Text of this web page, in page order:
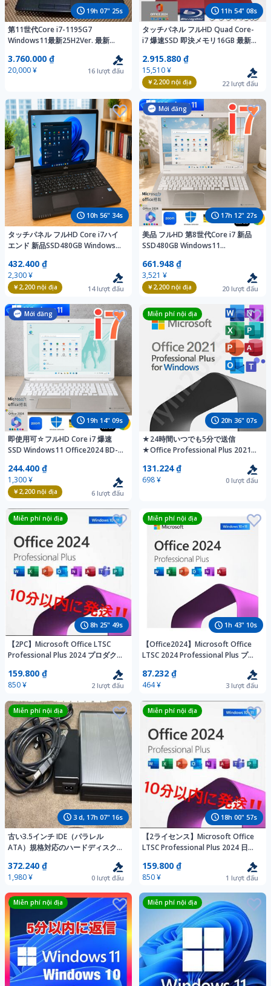
19h 07" 23s
第11世代Core i7-1195G7
Windows11最新25H2Ver. 最新
NVMe(M.2)SSD512GB+HDD1TB【LIFEBOOK
WA3/F3】8G/DVD-
3.760.000 ₫
20,000 ¥ 16 lượt đấu
11h 54" 06s
タッチパネル フルHD Quad Core-
i7 爆速SSD 即決メモリ16GB 最新版
ray 人気富士通ノートパソコン
CMOS新品
2.915.880 ₫
15,510 ¥
￥2,200nội địa 22 lượt đấu
10h 56" 32s
タッチパネル フルHD Core i7ハイ
エンド 新品SSD480GB Windows11
Bluetooth ノートパソコン 即決
16GB 7日保証
432.400 ₫
2,300 ¥
￥2,200nội địa 14lượt đấu
17h 12" 25s
Mới đăng
美品 フルHD 第8世代Core i7 新品
SSD480GB Windows11
Webカメラ 筆ぐるめ ノートパソコ
ン 即決16GB 7日保証
661.948 ₫
3,521 ¥
￥2,200nội địa 20 lượt đấu
19h 14" 07s
Mới đăng
即使用可☆フルHD Core i7 爆速
SSD Windows11 Office2024 BD-
メモリ16GB ノートパソコン 7日保
証
244.400 ₫
1,300 ¥
￥2,200nội địa 6 lượt đấu
20h 36" 05s
Miễn phí nội địa
★24時間いつでも5分で送信
★Office Professional Plus 2021正
証/永久/ライセンスキ
ー/Word/Excel/Pro]
131.224 ₫
698 ¥ 0 lượt đấu
8h 25" 47s
Miễn phí nội địa
【2PC】Microsoft Office LTSC
Professional Plus 2024 プロダクト
ストール可能 遠隔サポート対応
159.800 ₫
850 ¥ 2 lượt đấu
1h 43" 08s
Miễn phí nội địa
【Office2024】Microsoft Office
LTSC 2024 Professional Plus プロ
証保証 日本語 Word Excel 手順書あ
り
87.232 ₫
464 ¥ 3 lượt đấu
3 d, 17h 07" 14s
Miễn phí nội địa
古い3.5インチ IDE（パラレル
ATA）規格対応のハードディスクケ
372.240 ₫
1,980 ¥ 0 lượt đấu
18h 00" 55s
Miễn phí nội địa
【2ライセンス】Microsoft Office
LTSC Professional Plus 2024 日本
Pro Plus 永続版 認証保証
159.800 ₫
850 ¥ 1 lượt đấu
Miễn phí nội địa Miễn phí nội địa